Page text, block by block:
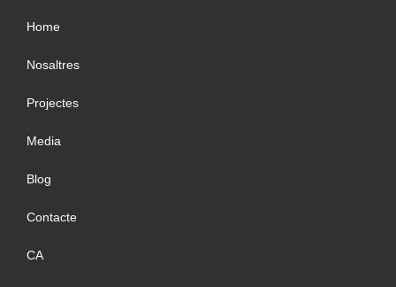
Home
Nosaltres
Projectes
Media
Blog
Contacte
CA